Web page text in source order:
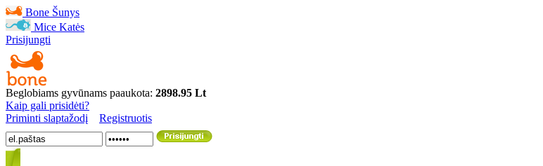
Bone Šunys
Mice Katės
Prisijungti
Beglobiams gyvūnams paaukota: 2898.95 Lt
Kaip gali prisidėti?
Priminti slaptažodį
Registruotis